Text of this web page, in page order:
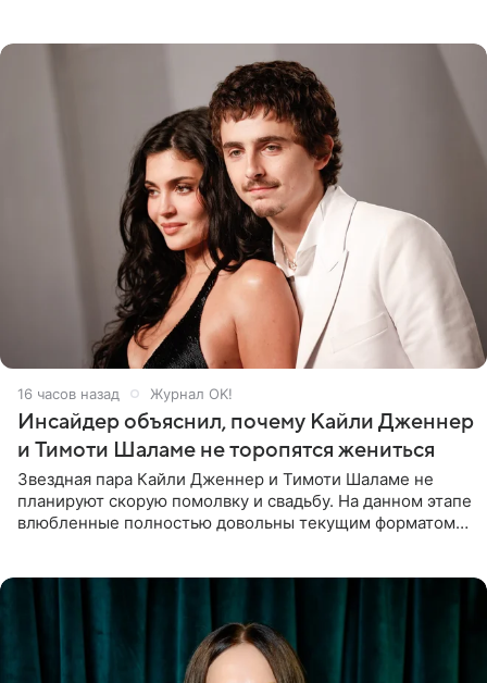
16 часов назад Журнал OK!
Инсайдер объяснил, почему Кайли Дженнер
и Тимоти Шаламе не торопятся жениться
Звездная пара Кайли Дженнер и Тимоти Шаламе не
планируют скорую помолвку и свадьбу. На данном этапе
влюбленные полностью довольны текущим форматом